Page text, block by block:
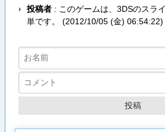
投稿者: このゲームは、3DSのスラ
単です。 (2012/10/05 (金) 06:54:22)